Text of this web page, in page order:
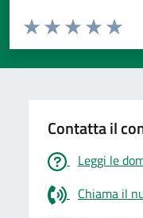
Valuta da 1 a 5 stelle la
Valuta
Valuta 4
Valuta 3 stelle
Valuta 2 stelle su
Valuta 1 stelle su 5
Contatta il
Leggi le
Chiama il